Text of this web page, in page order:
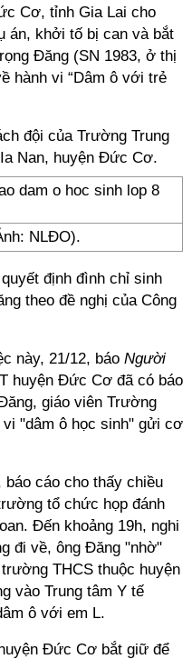
Cơ, tỉnh Gia Lai cho
án, khởi tố bị can và bắt
Đăng (SN 1983, ở thị
hành vi “Dâm ô với trẻ
đội của Trường Trung
Nan, huyện Đức Cơ.
NLĐO).
định đình chỉ sinh
theo đề nghị của Công
này, 21/12, báo Người
huyện Đức Cơ đã có báo
giáo viên Trường
vi "dâm ô học sinh" gửi cơ
báo cáo cho thấy chiều
tổ chức họp đánh
Đến khoảng 19h, nghi
đi về, ông Đăng "nhờ"
THCS thuộc huyện
vào Trung tâm Y tế
ô với em L.
Đức Cơ bắt giữ để